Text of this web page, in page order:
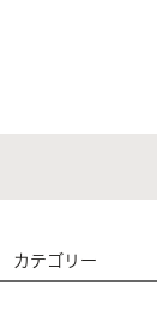
カテゴリー